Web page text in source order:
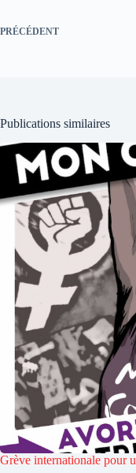
PRÉCÉDENT
Publications similaires
Grève internationale pour